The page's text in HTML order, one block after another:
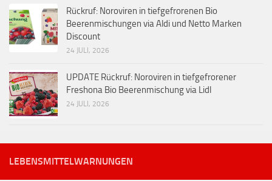
Rückruf: Noroviren in tiefgefrorenen Bio
Beerenmischungen via Aldi und Netto Marken
Discount
24 JULI, 2026
UPDATE Rückruf: Noroviren in tiefgefrorener
Freshona Bio Beerenmischung via Lidl
24 JULI, 2026
LEBENSMITTELWARNUNGEN